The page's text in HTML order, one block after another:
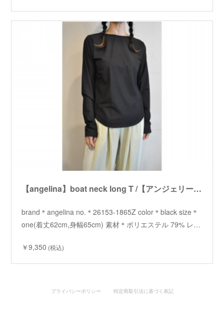
【angelina】boat neck long T /【アンジェリーナ】ボートネックロンT
brand＊angelina no.＊26153-1865Z color＊black size＊
one(着丈62cm,身幅65cm) 素材＊ポリエステル 79% レ…
￥9,350 (税込)
プライバシーポリシー 特定商取引法に基づく表記